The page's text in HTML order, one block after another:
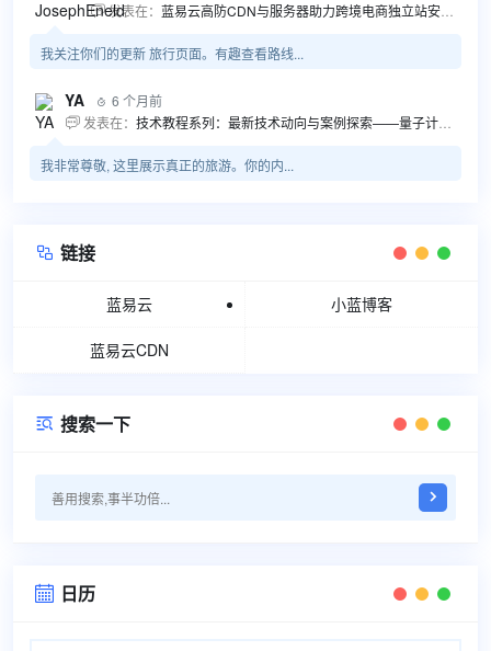
 发表在： 蓝易云高防CDN与服务器助力跨境电商独立站安全高效发展
我关注你们的更新 旅行页面。有趣查看路线...
YA  6 个月前
 发表在： 技术教程系列：最新技术动向与案例探索——量子计算商业应用揭秘 该教程将深入探索最新技术动态，重点关注量子计算技术在商业领域的应用，结合具体案例阐述其背景、起因、经过和结果。同时，强调技术文档和运维文档的重要性，揭示它们在新技术发展和行业标准...
我非常尊敬, 这里展示真正的旅游。你的内...
 链接
蓝易云 小蓝博客
蓝易云CDN
 搜索一下
 日历